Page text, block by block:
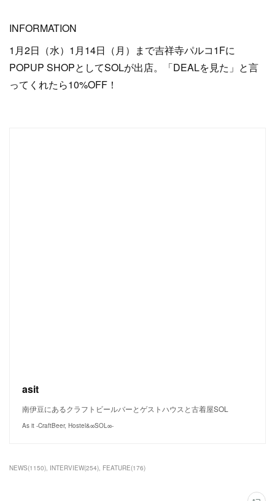
INFORMATION
1月2日（水）1月14日（月）まで吉祥寺パルコ1Fに
POPUP SHOPとしてSOLが出店。「DEALを見た」と言
ってくれたら10%OFF！
asit
南伊豆にあるクラフトビールバーとゲストハウスと古着屋SOL
As it -CraftBeer, Hostel&∞SOL∞-
NEWS(1150) INTERVIEW(254) FEATURE(176)